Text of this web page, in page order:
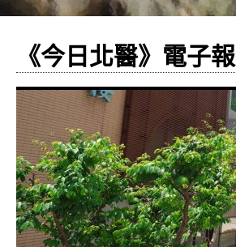
《今日北醫》電子報